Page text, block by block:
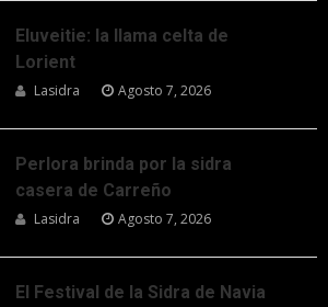
Eluveitie: la llama celta de
Lorient
Lasidra Agosto 7, 2026
Perlora brinda por la sidra
casera de Carreño
Lasidra Agosto 7, 2026
El Festival de la Sidra de Navia